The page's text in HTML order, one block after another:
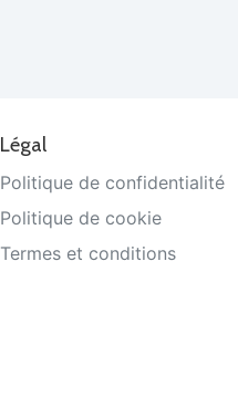
Légal
Politique de confidentialité
Politique de cookie
Termes et conditions